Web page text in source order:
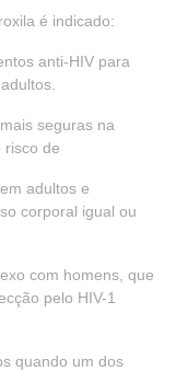
é indicado:
anti-HIV para
seguras na
risco de
adultos e
corporal igual ou
com homens, que
pelo HIV-1
quando um dos